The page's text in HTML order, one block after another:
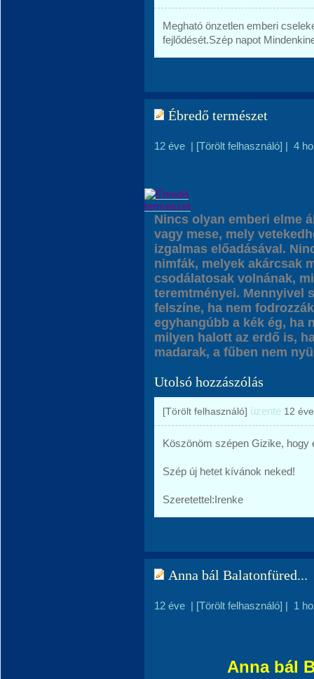
Megható önzetlen emberi
fejlődését.Szép napot
Ébredő természet
12 éve | [Törölt felhasználó] | 4
Nincs olyan emberi elme
vagy mese, mely
izgalmas előadásával.
nimfák, melyek akárcsak
csodálatosak volnának,
teremtményei. Mennyivel
felszíne, ha nem
egyhangúbb a kék ég, ha
milyen halott az erdő is,
madarak, a fűben nem
Utolsó hozzászólás
[Törölt felhasználó] üzente 12 éve
Köszönöm szépen Gizike, hogy
Szép új hetet kívánok neked!
Szeretettel:Irenke
Anna bál Balatonfüred...
12 éve | [Törölt felhasználó] | 1
Anna bál